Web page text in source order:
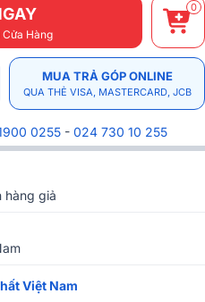
Hàng
0
MUA TRẢ GÓP ONLINE
QUA THẺ VISA, MASTERCARD, JCB
0255 - 024 730 10 255
hàng giả
Việt Nam